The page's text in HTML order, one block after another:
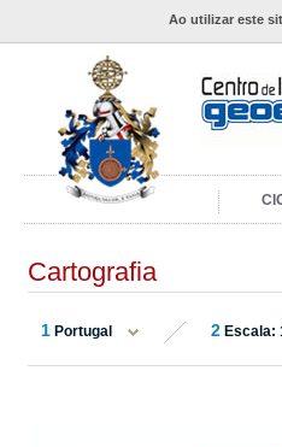
Ao utilizar este
Cartografia
1 Portugal 2 Escala: